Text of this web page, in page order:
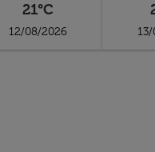
21°C
12/08/2026